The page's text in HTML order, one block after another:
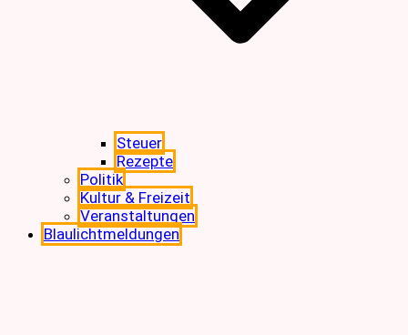
Steuer
Rezepte
Politik
Kultur & Freizeit
Veranstaltungen
Blaulichtmeldungen